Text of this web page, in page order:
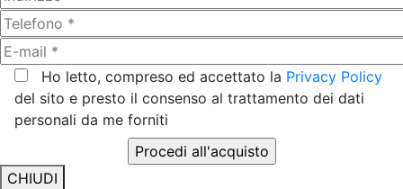
Ho letto, compreso ed accettato la Privacy Policy
del sito e presto il consenso al trattamento dei dati
personali da me forniti
CHIUDI